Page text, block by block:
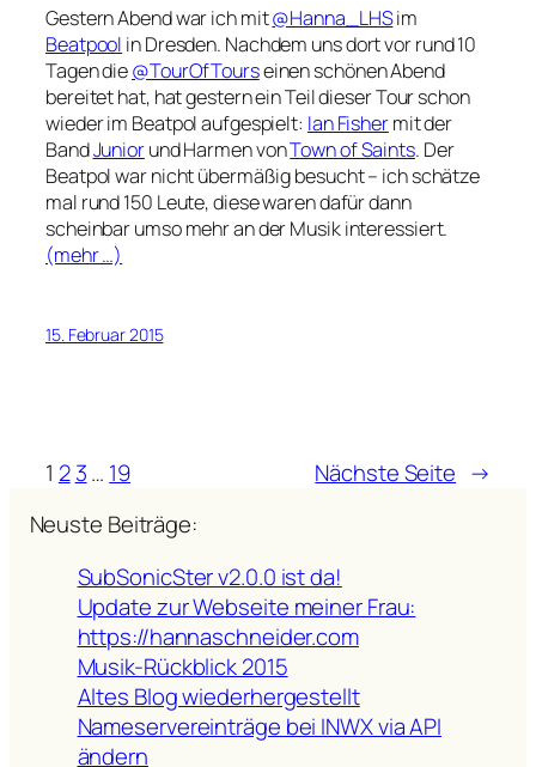
Gestern Abend war ich mit@Hanna_LHSim
Beatpool in Dresden. Nachdem uns dort vor rund 10
Tagen die@TourOfTourseinen schönen Abend
bereitet hat, hat gestern ein Teil dieser Tour schon
wieder im Beatpol aufgespielt: Ian Fishermit der
BandJuniorund Harmen vonTown of Saints. Der
Beatpol war nicht übermäßig besucht – ich schätze
mal rund 150 Leute, diese waren dafür dann
scheinbar umso mehr an der Musik interessiert.
(mehr …)
15. Februar 2015
1 2 3… 19 Nächste Seite →
Neuste Beiträge:
SubSonicSter v2.0.0 ist da!
Update zur Webseite meiner Frau:
https://hannaschneider.com
Musik-Rückblick 2015
Altes Blog wiederhergestellt
Nameservereinträge bei INWX via API
ändern